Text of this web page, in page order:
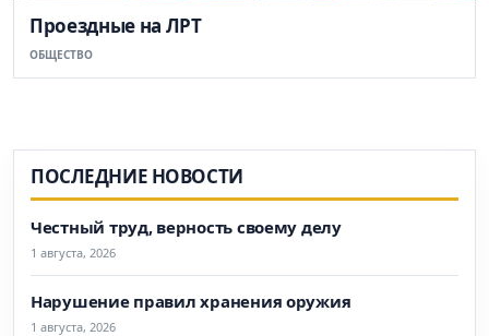
Проездные на ЛРТ
ОБЩЕСТВО
ПОСЛЕДНИЕ НОВОСТИ
Честный труд, верность своему делу
1 августа, 2026
Нарушение правил хранения оружия
1 августа, 2026